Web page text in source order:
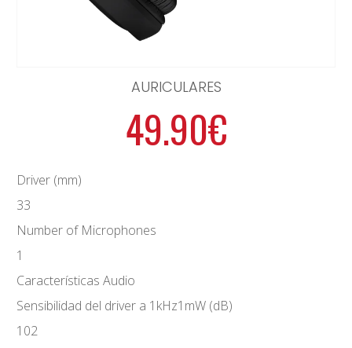
AURICULARES
49.90€
Driver (mm)
33
Number of Microphones
1
Características Audio
Sensibilidad del driver a 1kHz1mW (dB)
102